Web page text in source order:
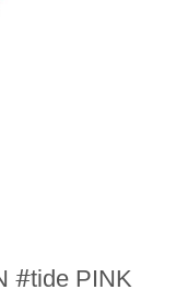
#tide PINK